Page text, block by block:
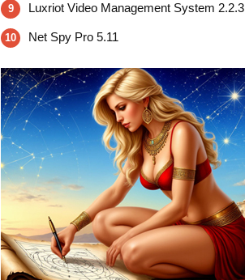
9 Luxriot Video Management System 2.2.3
10 Net Spy Pro 5.11